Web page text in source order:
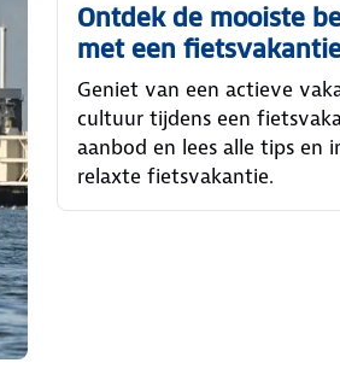
Ontdek de mooiste
met een
Geniet van een actieve
cultuur tijdens een
aanbod en lees alle tips en
relaxte fietsvakantie.